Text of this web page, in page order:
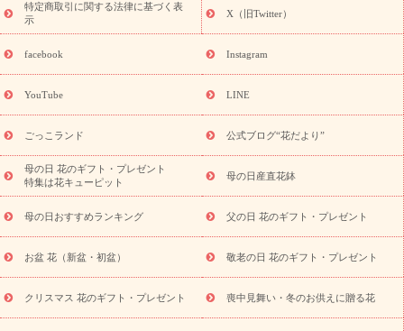
ペーン
「きょう誕生日なんです」キャンペーン
探す
誕生日フラワーギフト 誕生日フラワーギフト特集
誕生
日フラワーギフト商品一覧
ユリ トルコキキョウ
誕生花(トルコキキョウ)
9月の誕生花(リンドウ)
誕生日セット
ギフト
「きょう誕生日なんです」キャンペーン
用途から探す お祝いの花特集 当日配達特急便
お祝い商品
一覧
お祝い 新築・引っ越し祝い
結婚記念日
結婚祝い 出産祝い 退院祝い・快気祝い
還暦
祝い・長寿祝い
プチギフト ペットのお祝いフラワー
元・暑中見舞い
敬老の日
お供え
お供え・お悔やみ商品一覧 お供え・お悔やみの花
十九日法要以降に贈る花
通夜・葬儀に贈る花
お供え お花とセッ
お盆（新盆・初盆）
お祝い返し お見舞い
お取り
プリザーブドフラワー
スタイルから探す
アレンジメント
特定商取引に関する法律に基づく表
示
X（旧Twitter）
facebook Instagram
YouTube LINE
ごっこランド 公式ブログ“花だより”
母の日 花のギフト・プレゼント
特集は花キューピット
母の日産直花鉢
母の日おすすめランキング 父の日 花のギフト・プレゼント
お盆 花（新盆・初盆） 敬老の日 花のギフト・プレゼント
クリスマス 花のギフト・プレゼント 喪中見舞い・冬のお供えに贈る花